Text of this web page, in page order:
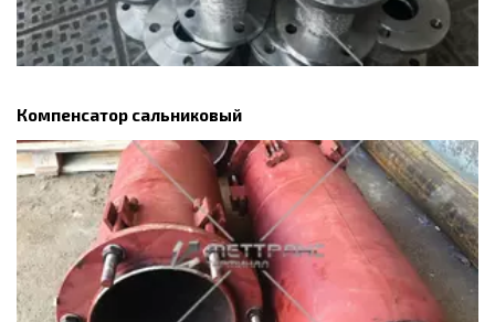
Компенсатор сальниковый